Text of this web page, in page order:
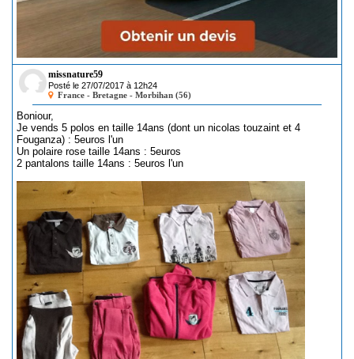
missnature59
Posté le 27/07/2017 à 12h24
France - Bretagne - Morbihan (56)
Boniour,
Je vends 5 polos en taille 14ans (dont un nicolas touzaint et 4
Fouganza) : 5euros l'un
Un polaire rose taille 14ans : 5euros
2 pantalons taille 14ans : 5euros l'un